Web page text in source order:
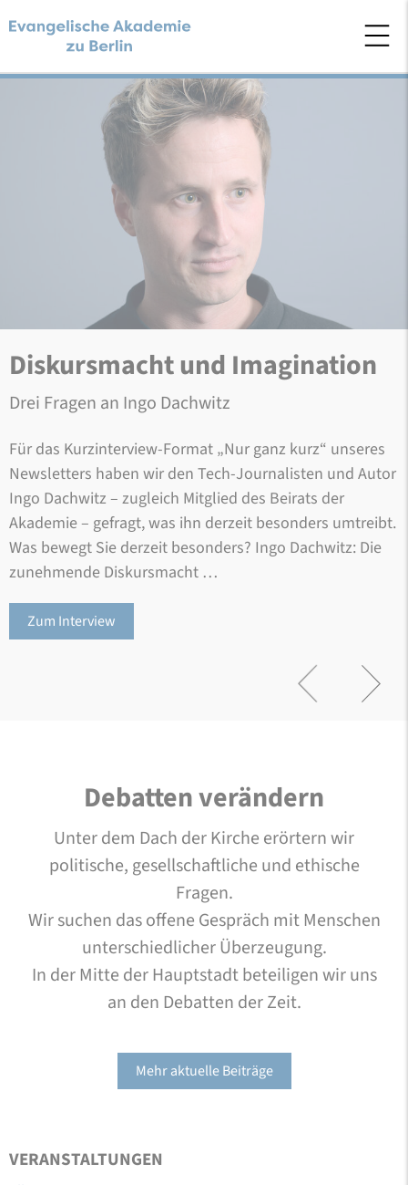
Diskursmacht und Imagination
Drei Fragen an Ingo Dachwitz
Für das Kurzinterview-Format „Nur ganz kurz“ unseres
Newsletters haben wir den Tech-Journalisten und Autor
Ingo Dachwitz – zugleich Mitglied des Beirats der
Akademie – gefragt, was ihn derzeit besonders umtreibt.
Was bewegt Sie derzeit besonders? Ingo Dachwitz: Die
zunehmende Diskursmacht …
Zum Interview
Debatten verändern
Unter dem Dach der Kirche erörtern wir
politische, gesellschaftliche und ethische
Fragen.
Wir suchen das offene Gespräch mit Menschen
unterschiedlicher Überzeugung.
In der Mitte der Hauptstadt beteiligen wir uns
an den Debatten der Zeit.
Mehr aktuelle Beiträge
VERANSTALTUNGEN